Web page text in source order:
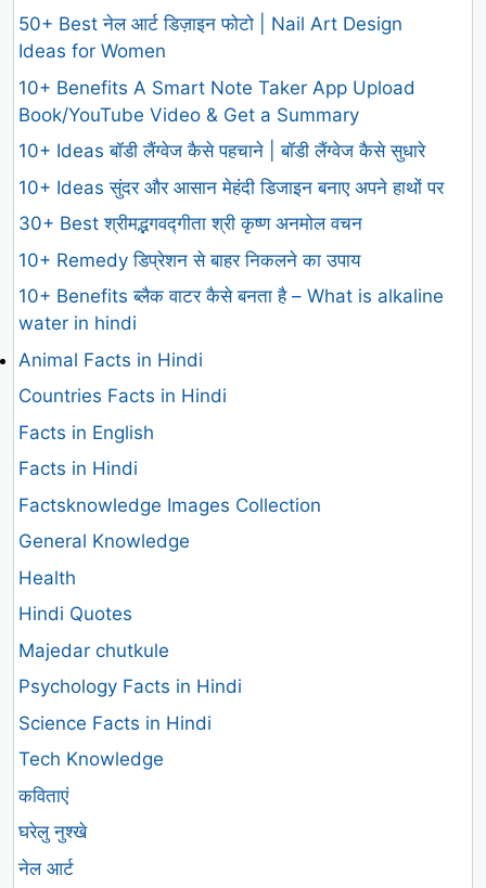
50+ Best नेल आर्ट डिज़ाइन फोटो | Nail Art Design
Ideas for Women
10+ Benefits A Smart Note Taker App Upload
Book/YouTube Video & Get a Summary
10+ Ideas बॉडी लैंग्वेज कैसे पहचाने | बॉडी लैंग्वेज कैसे सुधारे
10+ Ideas सुंदर और आसान मेहंदी डिजाइन बनाए अपने हाथों पर
30+ Best श्रीमद्भगवद्गीता श्री कृष्ण अनमोल वचन
10+ Remedy डिप्रेशन से बाहर निकलने का उपाय
10+ Benefits ब्लैक वाटर कैसे बनता है – What is alkaline
water in hindi
Animal Facts in Hindi
Countries Facts in Hindi
Facts in English
Facts in Hindi
Factsknowledge Images Collection
General Knowledge
Health
Hindi Quotes
Majedar chutkule
Psychology Facts in Hindi
Science Facts in Hindi
Tech Knowledge
कविताएं
घरेलु नुश्खे
नेल आर्ट